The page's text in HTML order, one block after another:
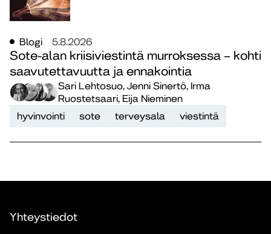
Blogi 5.8.2026
Sote-alan kriisiviestintä murroksessa – kohti
saavutettavuutta ja ennakointia
Sari Lehtosuo, Jenni Sinertö, Irma
Ruostetsaari, Eija Nieminen
hyvinvointi
sote terveysala viestintä
Yhteystiedot